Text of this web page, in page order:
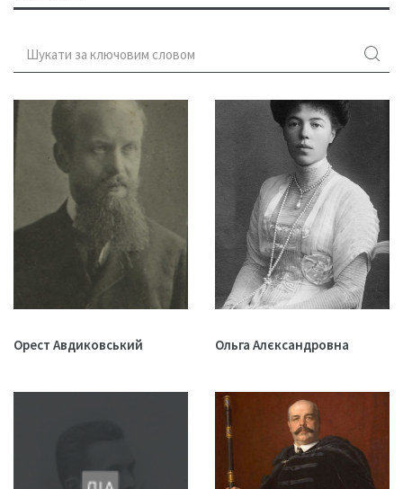
Орест Авдиковський Ольга Алєксандровна